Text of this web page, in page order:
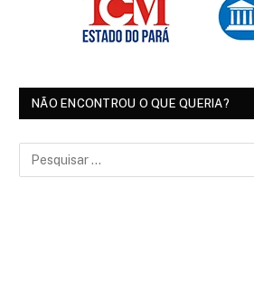
NÃO ENCONTROU O QUE QUERIA?